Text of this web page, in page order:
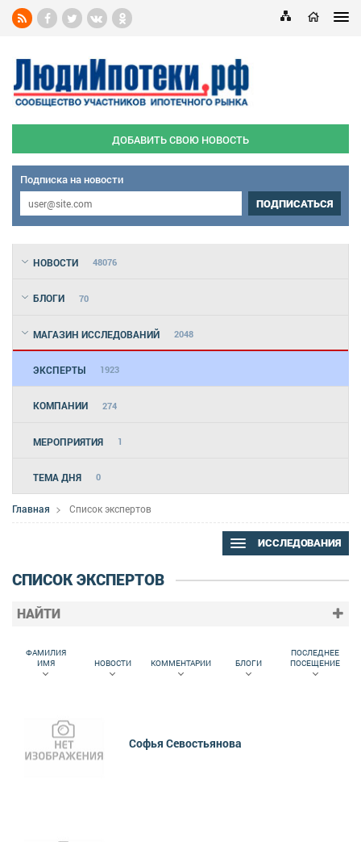
ДОБАВИТЬ СВОЮ НОВОСТЬ
Подписка на новости
ПОДПИСАТЬСЯ
НОВОСТИ 48076
БЛОГИ 70
МАГАЗИН ИССЛЕДОВАНИЙ 2048
ЭКСПЕРТЫ 1923
КОМПАНИИ 274
МЕРОПРИЯТИЯ 1
ТЕМА ДНЯ 0
Главная Список экспертов
ИССЛЕДОВАНИЯ
СПИСОК ЭКСПЕРТОВ
НАЙТИ
ФАМИЛИЯ
ИМЯ
НОВОСТИ КОММЕНТАРИИ БЛОГИ
ПОСЛЕДНЕЕ
ПОСЕЩЕНИЕ
Софья Севостьянова